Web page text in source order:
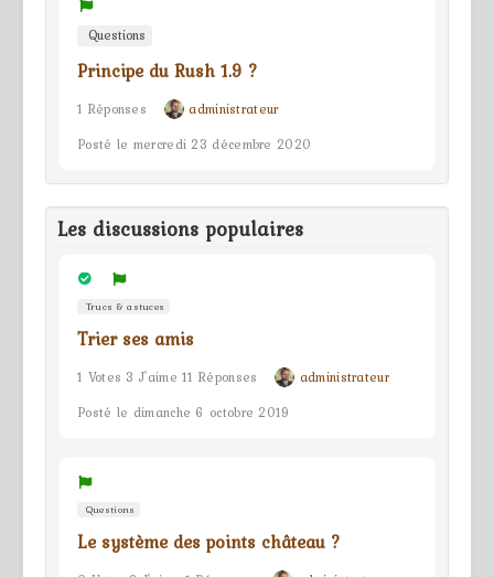
Questions
Principe du Rush 1.9 ?
1 Réponses
administrateur
Posté le mercredi 23 décembre 2020
Les discussions populaires
Trucs & astuces
Trier ses amis
1 Votes 3 J'aime 11 Réponses
administrateur
Posté le dimanche 6 octobre 2019
Questions
Le système des points château ?